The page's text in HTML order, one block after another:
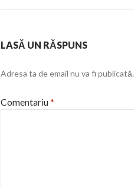
LASĂ UN RĂSPUNS
Adresa ta de email nu va fi publicată.
Comentariu*